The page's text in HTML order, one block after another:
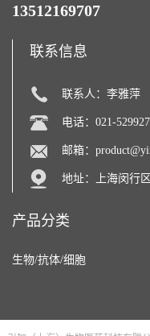
13512169707
联系信息
联系人：李雅萍
电话：021-
邮箱：
地址：上海闵行
产品分类
生物/抗体/细胞